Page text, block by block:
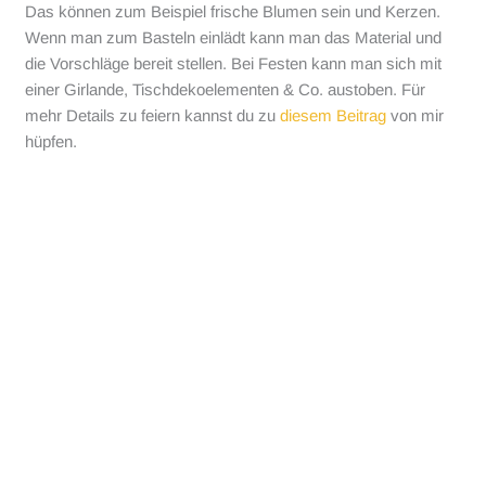
Das können zum Beispiel frische Blumen sein und Kerzen.
Wenn man zum Basteln einlädt kann man das Material und
die Vorschläge bereit stellen. Bei Festen kann man sich mit
einer Girlande, Tischdekoelementen & Co. austoben. Für
mehr Details zu feiern kannst du zudiesem Beitrag von mir
hüpfen.